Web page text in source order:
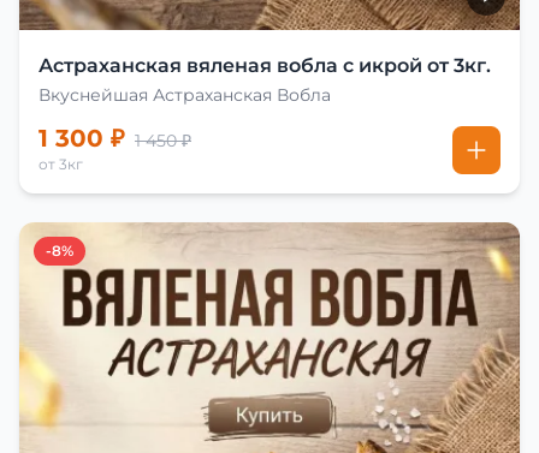
Астраханская вяленая вобла с икрой от 3кг.
Вкуснейшая Астраханская Вобла
1 300 ₽ 1 450 ₽
от 3кг
-8%